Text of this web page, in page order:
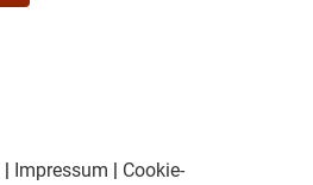
| Impressum | Cookie-